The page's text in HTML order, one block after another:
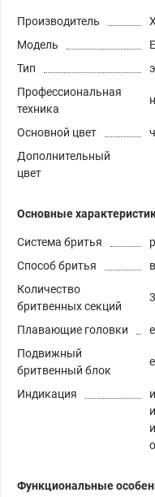
Производитель
Модель
Тип
Профессиональная
техника
Основной цвет
Дополнительный
цвет
Основные
Система бритья
Способ бритья
Количество
бритвенных секций
3
Плавающие головки
Подвижный
бритвенный блок
Индикация
Функциональные